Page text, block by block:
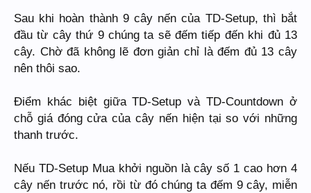
Sau khi hoàn thành 9 cây nến của TD-Setup, thì bắt
đầu từ cây thứ 9 chúng ta sẽ đếm tiếp đến khi đủ 13
cây. Chờ đã không lẽ đơn giản chỉ là đếm đủ 13 cây
nên thôi sao.
Điểm khác biệt giữa TD-Setup và TD-Countdown ở
chỗ giá đóng cửa của cây nến hiện tại so với những
thanh trước.
Nếu TD-Setup Mua khởi nguồn là cây số 1 cao hơn 4
cây nến trước nó, rồi từ đó chúng ta đếm 9 cây, miễn